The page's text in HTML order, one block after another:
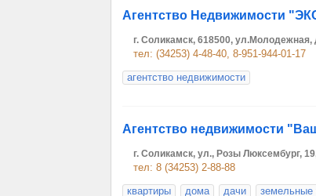
Агентство Недвижимости
г. Соликамск, 618500, ул.Молодежная,
тел: (34253) 4-48-40, 8-951-944-01-17
агентство недвижимости
Агентство недвижимости
г. Соликамск, ул., Розы Люксембург,
тел: 8 (34253) 2-88-88
квартиры
дома дачи земельные